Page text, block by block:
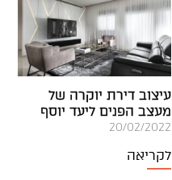
עיצוב דירת יוקרה של
מעצב הפנים ליעד יוסף
20/02/2022
לקריאה